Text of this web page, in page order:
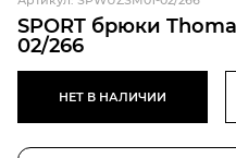
SPORT брюки
02/266
НЕТ В НАЛИЧИИ